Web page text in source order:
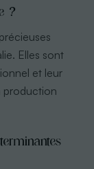
?
Elles sont
et leur
production